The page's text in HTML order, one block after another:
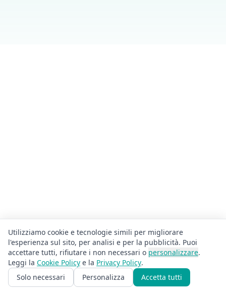
Utilizziamo cookie e tecnologie simili per migliorare
l'esperienza sul sito, per analisi e per la pubblicità. Puoi
accettare tutti, rifiutare i non necessari o personalizzare.
Leggi la Cookie Policy e la Privacy Policy.
Solo necessari
Personalizza Accetta tutti